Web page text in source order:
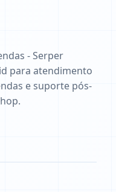
- Serper
para atendimento
e suporte pós-